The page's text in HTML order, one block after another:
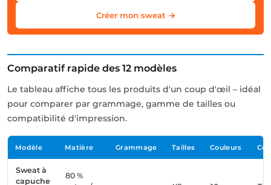
Créer mon sweat →
Comparatif rapide des 12 modèles
Le tableau affiche tous les produits d'un coup d'œil – idéal
pour comparer par grammage, gamme de tailles ou
compatibilité d'impression.
Modèle Matière Grammage Tailles Couleurs
Sweat à
capuche
80 %